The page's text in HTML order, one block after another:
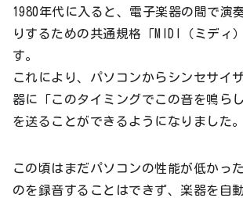
1980年代に入ると、電子楽器の間で演
りするための共通規格「MIDI（ミディ
す。
これにより、パソコンからシンセサイ
器に「このタイミングでこの音を鳴ら
を送ることができるようになりました。
この頃はまだパソコンの性能が低かっ
のを録音することはできず、楽器を自